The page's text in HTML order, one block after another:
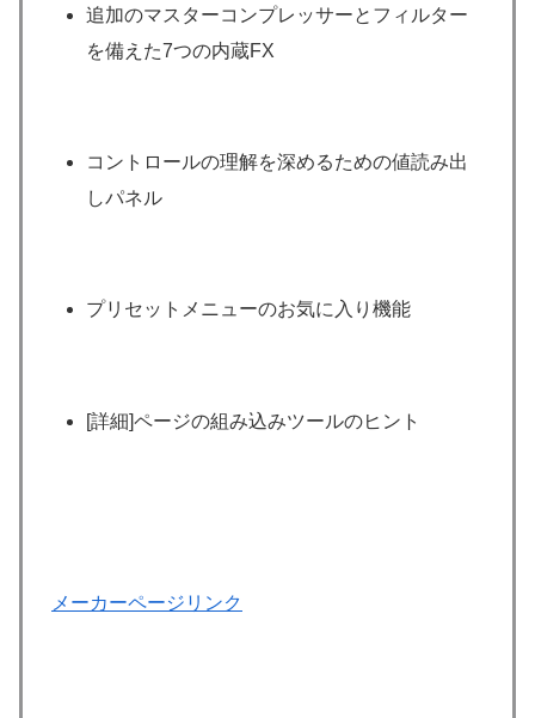
追加のマスターコンプレッサーとフィルター
を備えた7つの内蔵FX
コントロールの理解を深めるための値読み出
しパネル
プリセットメニューのお気に入り機能
[詳細]ページの組み込みツールのヒント
メーカーページリンク